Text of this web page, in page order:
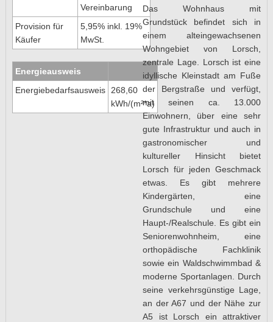
Vereinbarung
Provision für
Käufer
5,95% inkl. 19%
MwSt.
Energieausweis
Energiebedarfsausweis 268,60
kWh/(m²*a)
Das Wohnhaus mit
Grundstück befindet sich in
einem alteingewachsenen
Wohngebiet von Lorsch,
zentrale Lage. Lorsch ist eine
idyllische Kleinstadt am Fuße
der Bergstraße und verfügt,
mit seinen ca. 13.000
Einwohnern, über eine sehr
gute Infrastruktur und auch in
gastronomischer und
kultureller Hinsicht bietet
Lorsch für jeden Geschmack
etwas. Es gibt mehrere
Kindergärten, eine
Grundschule und eine
Haupt-/Realschule. Es gibt ein
Seniorenwohnheim, eine
orthopädische Fachklinik
sowie ein Waldschwimmbad &
moderne Sportanlagen. Durch
seine verkehrsgünstige Lage,
an der A67 und der Nähe zur
A5 ist Lorsch ein attraktiver